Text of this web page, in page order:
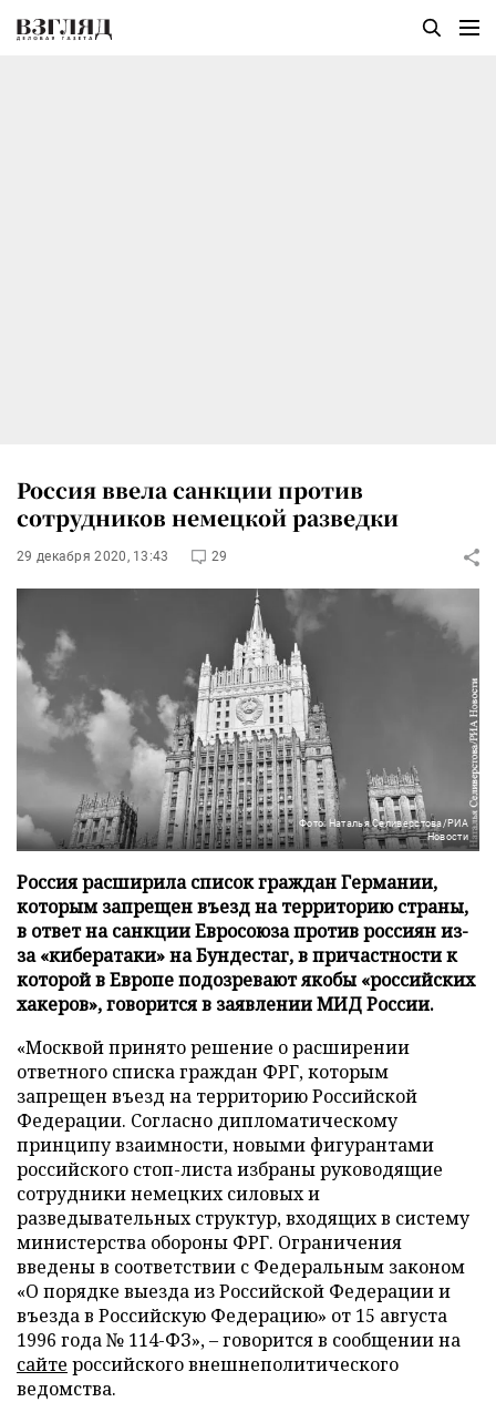
Россия ввела санкции против
сотрудников немецкой разведки
29 декабря 2020, 13:43 29
Фото: Наталья Селиверстова/РИА
Новости
Россия расширила список граждан Германии,
которым запрещен въезд на территорию страны,
в ответ на санкции Евросоюза против россиян из-
за «кибератаки» на Бундестаг, в причастности к
которой в Европе подозревают якобы «российских
хакеров», говорится в заявлении МИД России.
«Москвой принято решение о расширении
ответного списка граждан ФРГ, которым
запрещен въезд на территорию Российской
Федерации. Согласно дипломатическому
принципу взаимности, новыми фигурантами
российского стоп-листа избраны руководящие
сотрудники немецких силовых и
разведывательных структур, входящих в систему
министерства обороны ФРГ. Ограничения
введены в соответствии с Федеральным законом
«О порядке выезда из Российской Федерации и
въезда в Российскую Федерацию» от 15 августа
1996 года № 114-ФЗ», – говорится в сообщении на
сайте российского внешнеполитического
ведомства.